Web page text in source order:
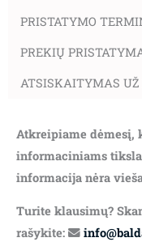
PRISTATYMO
PREKIŲ
ATSISKAITYMAS UŽ
Atkreipiame dėmesį,
informaciniams
informacija nėra
Turite klausimų?
rašykite: